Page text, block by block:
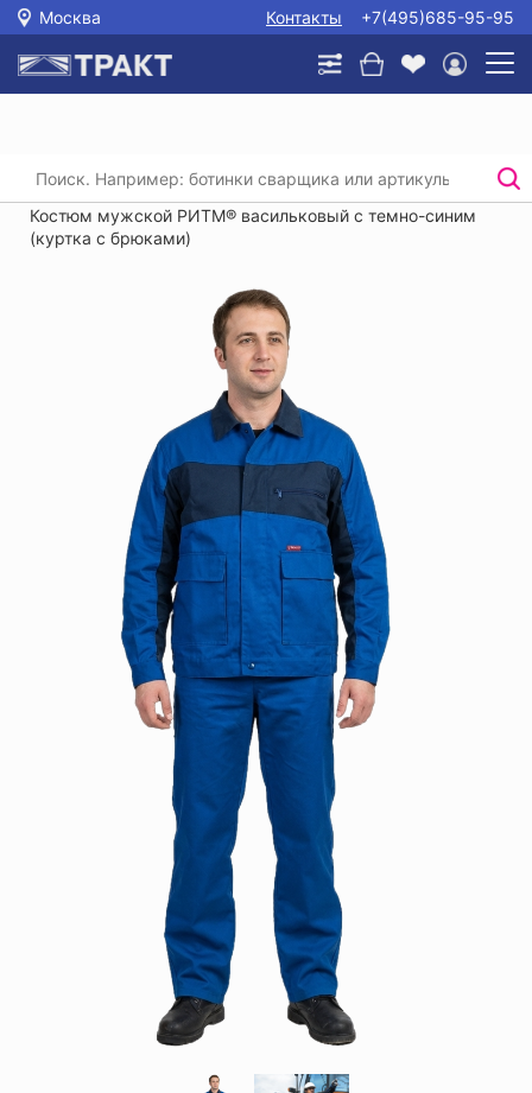
Москва Контакты +7(495)685-95-95
Главная / /
Костюмы (рабочая одежда)
Костюм мужской РИТМ® васильковый с темно-синим
(куртка с брюками)